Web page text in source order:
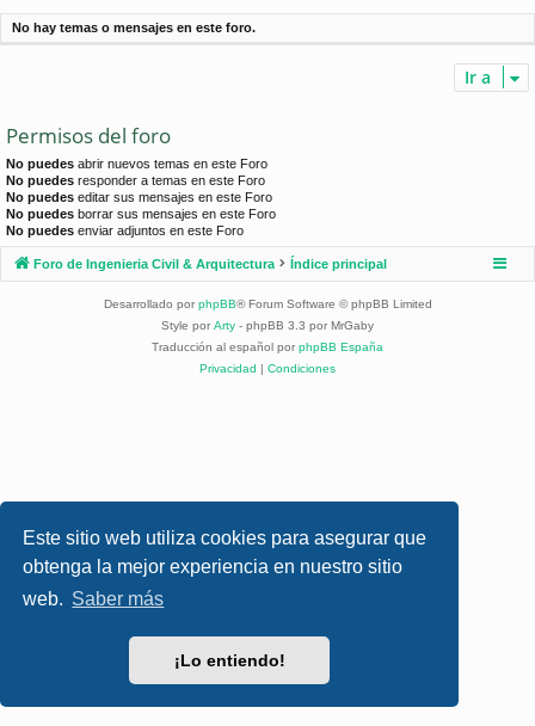
Este sitio web utiliza cookies para asegurar que
obtenga la mejor experiencia en nuestro sitio
web. Saber más
¡Lo entiendo!
d
e
r
No hay temas o mensajes en este foro.
Ir a
Permisos del foro
No puedes abrir nuevos temas en este Foro
No puedes responder a temas en este Foro
No puedes editar sus mensajes en este Foro
No puedes borrar sus mensajes en este Foro
No puedes enviar adjuntos en este Foro
Foro de Ingenieria Civil & Arquitectura Índice principal
Desarrollado por phpBB® Forum Software © phpBB Limited
Style por Arty - phpBB 3.3 por MrGaby
Traducción al español por phpBB España
Privacidad | Condiciones